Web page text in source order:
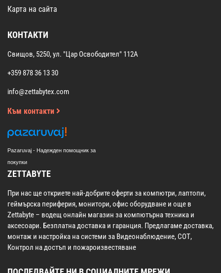
Карта на сайта
КОНТАКТИ
Свищов, 5250, ул. "Цар Освободител" 112А
+359 878 36 13 30
info@zettabytex.com
Към контакти
Pazaruvaj - Надежден помощник за
покупки
ZETTABYTE
При нас ще откриете най-добрите оферти за компютри, лаптопи,
геймърска периферия, монитори, офис оборудване и още в
Zettabyte – водещ онлайн магазин за компютърна техника и
аксесоари. Безплатна доставка и гаранция. Предлагаме доставка,
монтаж и настройка на системи за Видеонаблюдение, СОТ,
Контрол на достъп и пожароизвестяване